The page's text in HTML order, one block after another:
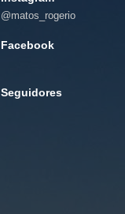
@matos_rogerio
Facebook
Seguidores